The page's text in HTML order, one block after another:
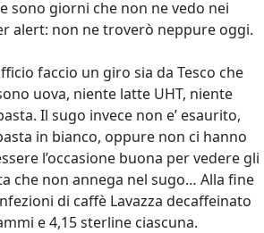
sono giorni che non ne vedo nei
alert: non ne troverò neppure oggi.
faccio un giro sia da Tesco che
uova, niente latte UHT, niente
Il sugo invece non e’ esaurito,
in bianco, oppure non ci hanno
l’occasione buona per vedere gli
che non annega nel sugo… Alla fine
di caffè Lavazza decaffeinato
e 4,15 sterline ciascuna.